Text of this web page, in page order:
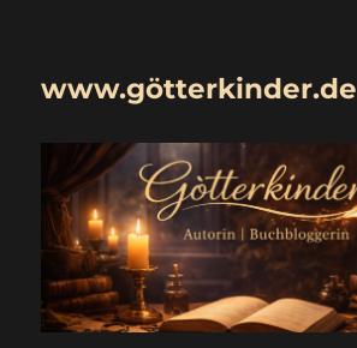
www.götterkinder.de